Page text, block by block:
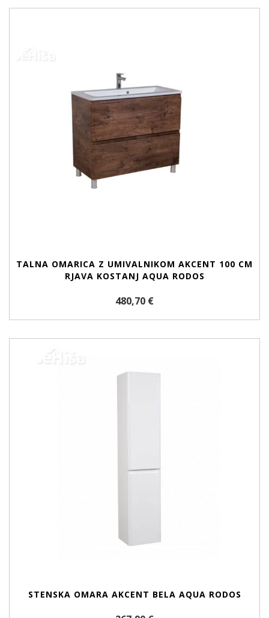
TALNA OMARICA Z UMIVALNIKOM AKCENT 100 CM
RJAVA KOSTANJ AQUA RODOS
480,70 €
STENSKA OMARA AKCENT BELA AQUA RODOS